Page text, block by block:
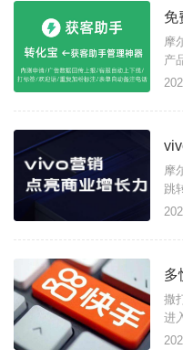
免
摩
产
天
摩
跳
号
撒
进
广